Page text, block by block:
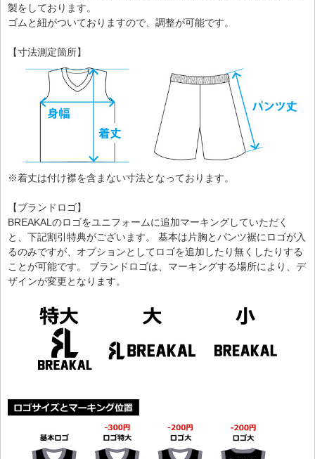
製をしております。
ゴムと紐がついておりますので、調整が可能です。
【寸法測定箇所】
※着丈は付け襟を含まない寸法となっております。
【ブランドロゴ】
BREAKALのロゴをユニフォームに追加マーキングしていただく
と、下記割引特典がございます。 基本は片胸とパンツ裾にロゴが入
るのみですが、オプションとしてロゴを追加したり無くしたりする
ことが可能です。 ブランドロゴは、マーキングする場所により、デ
ザインが変更となります。